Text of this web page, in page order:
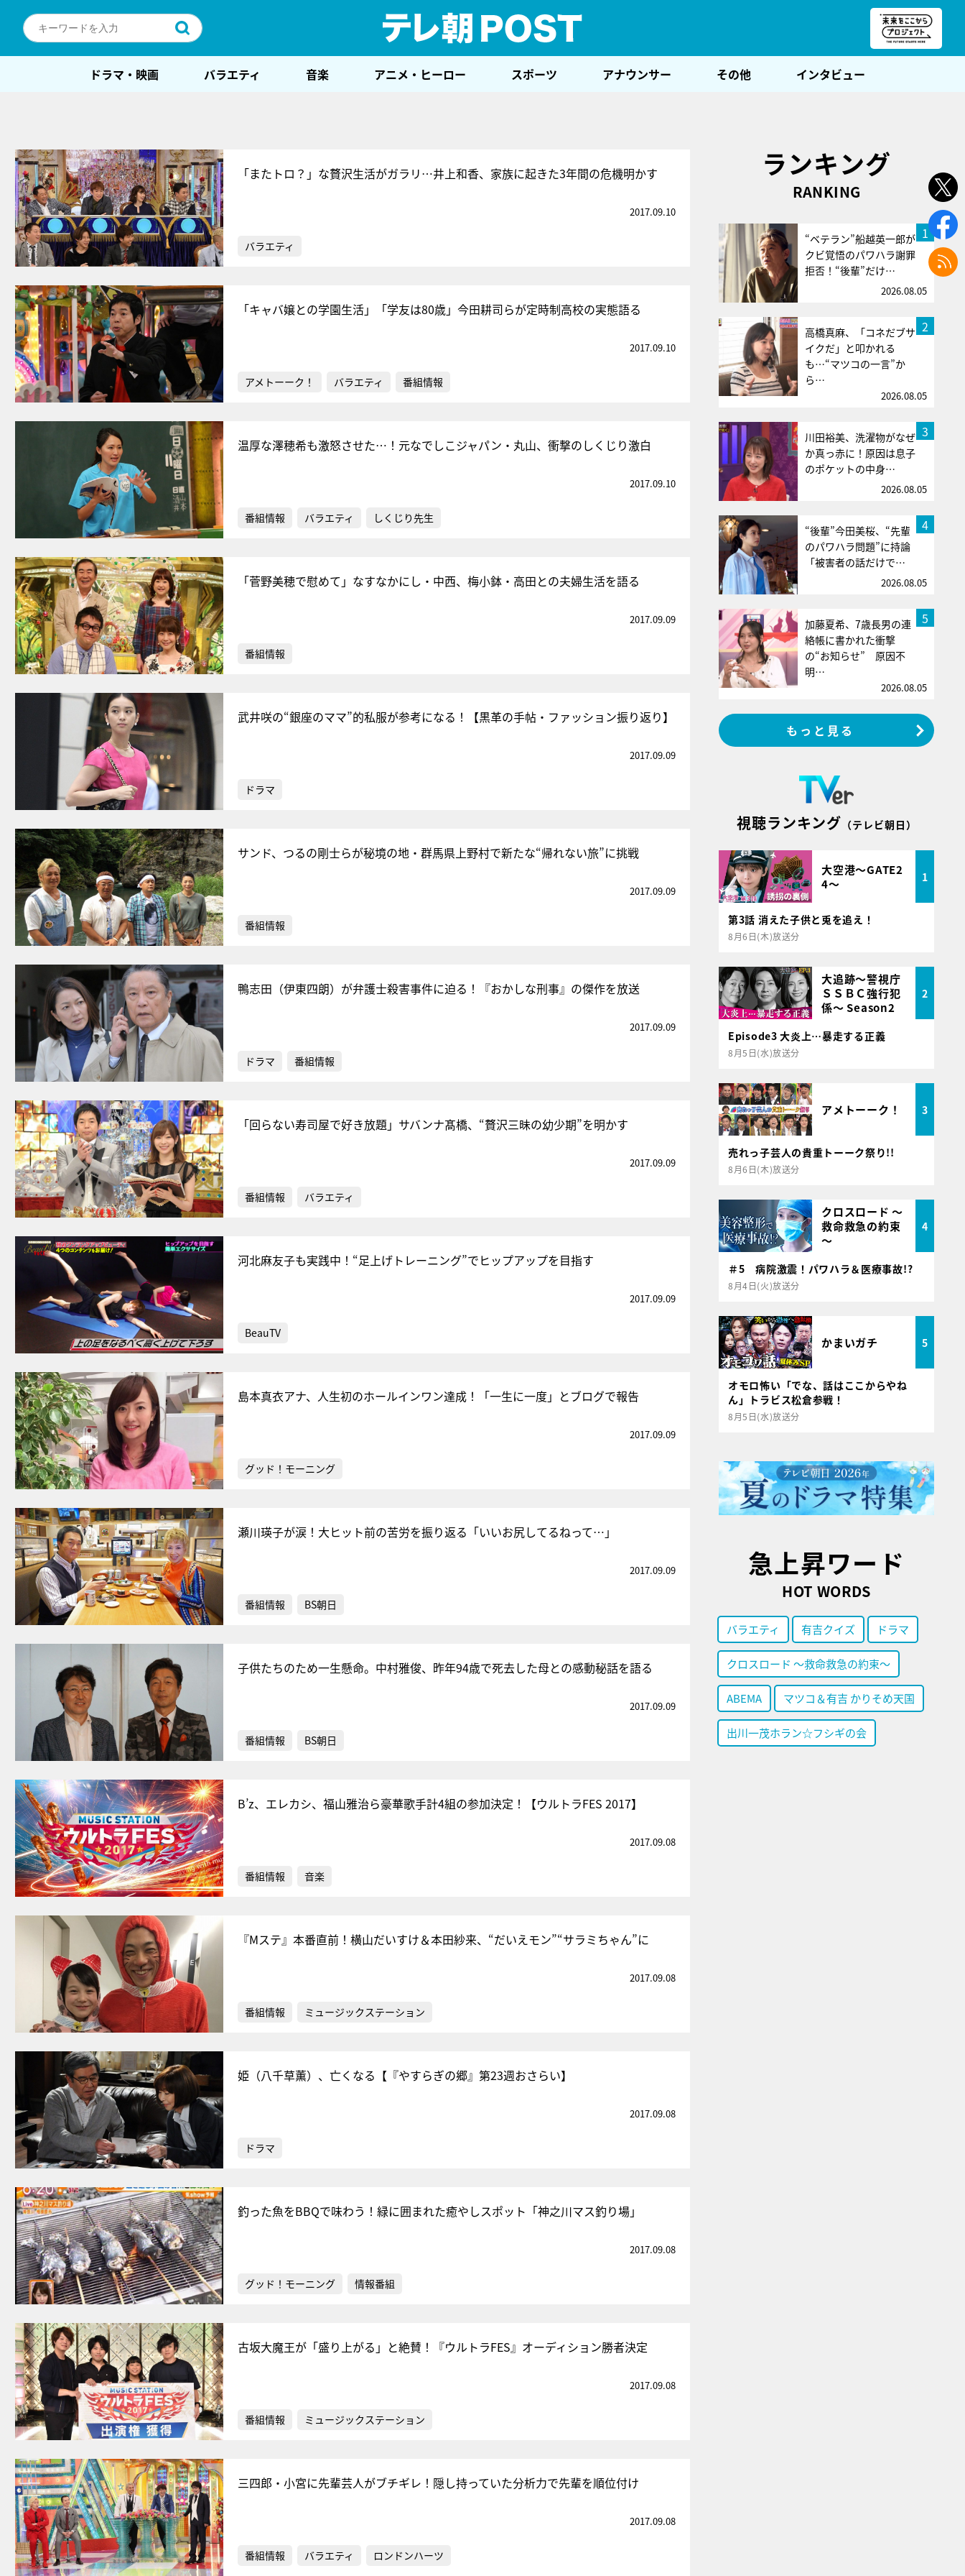
ドラマ・映画 バラエティ 音楽 アニメ・ヒーロー スポーツ アナウンサー その他 インタビュー
「またトロ？」な贅沢生活がガラリ…井上和香、家族に起きた3年間の危機明かす
2017.09.10
バラエティ
「キャバ嬢との学園生活」「学友は80歳」今田耕司らが定時制高校の実態語る
2017.09.10
アメトーーク！ バラエティ 番組情報
温厚な澤穂希も激怒させた…！元なでしこジャパン・丸山、衝撃のしくじり激白
2017.09.10
番組情報 バラエティ しくじり先生
「菅野美穂で慰めて」なすなかにし・中西、梅小鉢・高田との夫婦生活を語る
2017.09.09
番組情報
武井咲の“銀座のママ”的私服が参考になる！【黒革の手帖・ファッション振り返り】
2017.09.09
ドラマ
サンド、つるの剛士らが秘境の地・群馬県上野村で新たな“帰れない旅”に挑戦
2017.09.09
番組情報
鴨志田（伊東四朗）が弁護士殺害事件に迫る！『おかしな刑事』の傑作を放送
2017.09.09
ドラマ 番組情報
「回らない寿司屋で好き放題」サバンナ髙橋、“贅沢三昧の幼少期”を明かす
2017.09.09
番組情報 バラエティ
河北麻友子も実践中！“足上げトレーニング”でヒップアップを目指す
2017.09.09
BeauTV
島本真衣アナ、人生初のホールインワン達成！「一生に一度」とブログで報告
2017.09.09
グッド！モーニング
瀬川瑛子が涙！大ヒット前の苦労を振り返る「いいお尻してるねって…」
2017.09.09
番組情報 BS朝日
子供たちのため一生懸命。中村雅俊、昨年94歳で死去した母との感動秘話を語る
2017.09.09
番組情報 BS朝日
B’z、エレカシ、福山雅治ら豪華歌手計4組の参加決定！【ウルトラFES 2017】
2017.09.08
番組情報 音楽
『Mステ』本番直前！横山だいすけ＆本田紗来、“だいえモン”“サラミちゃん”に
2017.09.08
番組情報 ミュージックステーション
姫（八千草薫）、亡くなる【『やすらぎの郷』第23週おさらい】
2017.09.08
ドラマ
釣った魚をBBQで味わう！緑に囲まれた癒やしスポット「神之川マス釣り場」
2017.09.08
グッド！モーニング 情報番組
古坂大魔王が「盛り上がる」と絶賛！『ウルトラFES』オーディション勝者決定
2017.09.08
番組情報 ミュージックステーション
三四郎・小宮に先輩芸人がブチギレ！隠し持っていた分析力で先輩を順位付け
2017.09.08
番組情報 バラエティ ロンドンハーツ
ランキング
RANKING
1
“ベテラン”船越英一郎が
クビ覚悟のパワハラ謝罪
拒否！“後輩”だけ…
2026.08.05
2
高橋真麻、「コネだブサ
イクだ」と叩かれる
も…“マツコの一言”か
ら…
2026.08.05
3
川田裕美、洗濯物がなぜ
か真っ赤に！原因は息子
のポケットの中身…
2026.08.05
4
“後輩”今田美桜、“先輩
のパワハラ問題”に持論
「被害者の話だけで…
2026.08.05
5
加藤夏希、7歳長男の連
絡帳に書かれた衝撃
の“お知らせ” 原因不
明…
2026.08.05
もっと見る
視聴ランキング （テレビ朝日）
大空港～GATE2
4～
1
第3話 消えた子供と兎を追え！
8月6日(木)放送分
大追跡～警視庁
ＳＳＢＣ強行犯
係～ Season2
2
Episode3 大炎上…暴走する正義
8月5日(水)放送分
アメトーーク！ 3
売れっ子芸人の貴重トーーク祭り!!
8月6日(木)放送分
クロスロード ～
救命救急の約束
～
4
＃5 病院激震！パワハラ＆医療事故!?
8月4日(火)放送分
かまいガチ 5
オモロ怖い「でな、話はここからやね
ん」トラビス松倉参戦！
8月5日(水)放送分
急上昇ワード
HOT WORDS
バラエティ 有吉クイズ ドラマ
クロスロード ～救命救急の約束～
ABEMA マツコ＆有吉 かりそめ天国
出川一茂ホラン☆フシギの会